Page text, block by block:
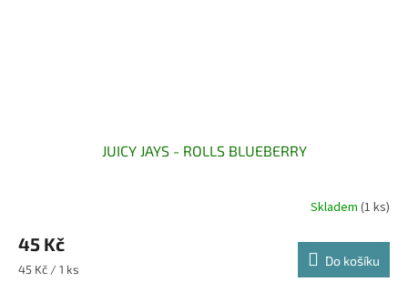
JUICY JAYS - ROLLS BLUEBERRY
Skladem (1 ks)
45 Kč
Měrná
45 Kč / 1 ks
Do košíku